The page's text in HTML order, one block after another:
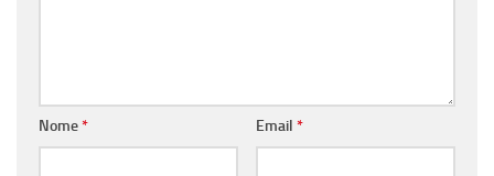
Nome* Email *